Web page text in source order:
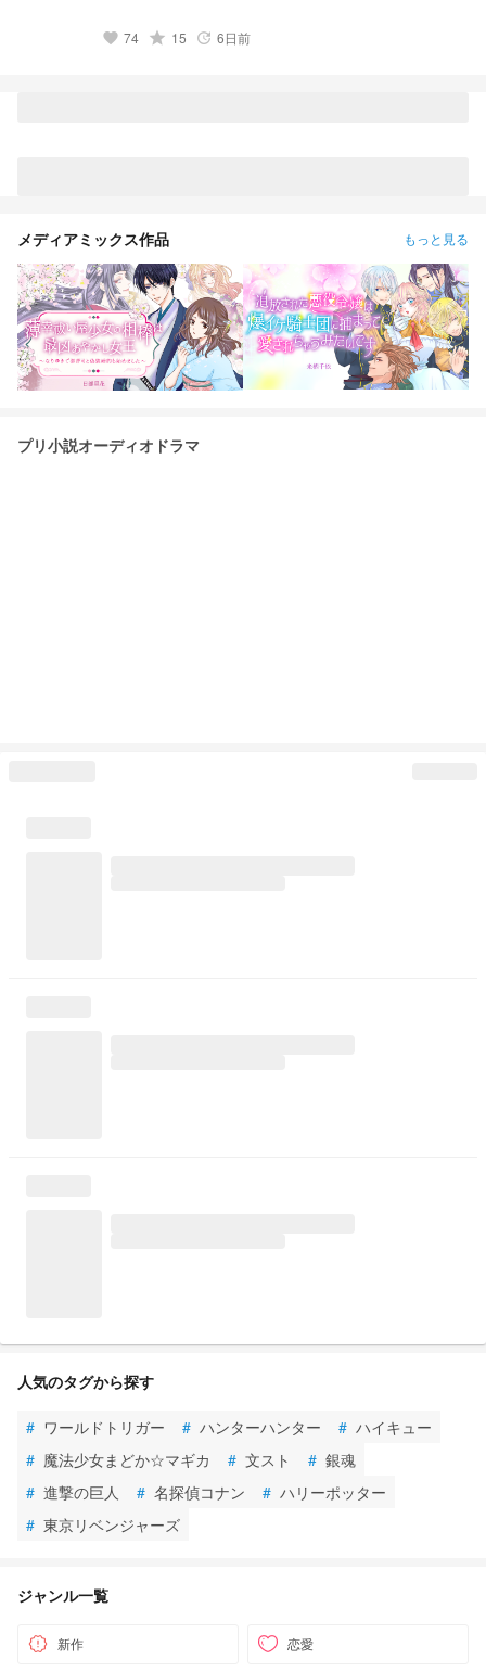
跡は癒えることなく、父親との許されない関係が、ブラックの
favorite 74 grade 15 update 6日前
メディアミックス作品 もっと見る
プリ小説オーディオドラマ
人気のタグから探す
# ワールドトリガー # ハンターハンター # ハイキュー
# 魔法少女まどか☆マギカ # 文スト # 銀魂
# 進撃の巨人 # 名探偵コナン # ハリーポッター
# 東京リベンジャーズ
ジャンル一覧
新作 恋愛